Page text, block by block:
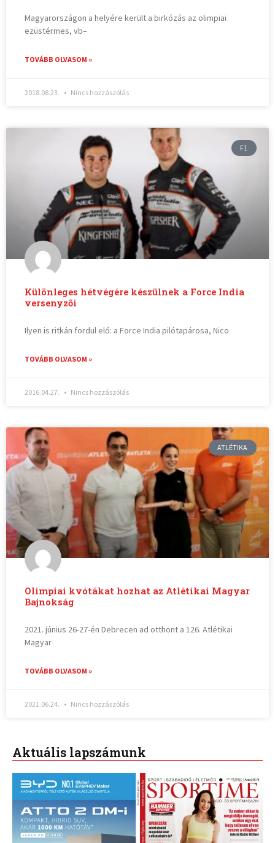
Magyarországon a helyére került a birkózás az olimpiai
ezüstérmes, vb–
TOVÁBB OLVASOM »
2018.08.23. Nincs hozzászólás
F1
Különleges hétvégére készülnek a Force India
versenyzői
Ilyen is ritkán fordul elő: a Force India pilótapárosa, Nico
TOVÁBB OLVASOM »
2016.04.27. Nincs hozzászólás
ATLÉTIKA
Olimpiai kvótákat hozhat az Atlétikai Magyar
Bajnokság
2021. június 26-27-én Debrecen ad otthont a 126. Atlétikai
Magyar
TOVÁBB OLVASOM »
2021.06.24. Nincs hozzászólás
Aktuális lapszámunk